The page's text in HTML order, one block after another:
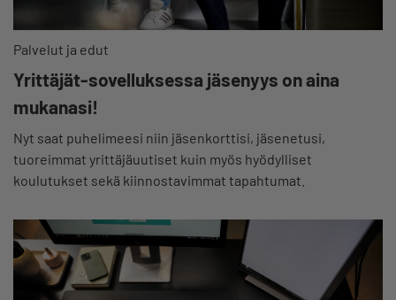
Palvelut ja edut
Yrittäjät-sovelluksessa jäsenyys on aina
mukanasi!
Nyt saat puhelimeesi niin jäsenkorttisi, jäsenetusi,
tuoreimmat yrittäjäuutiset kuin myös hyödylliset
koulutukset sekä kiinnostavimmat tapahtumat.